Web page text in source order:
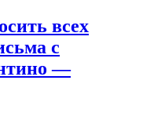
всех
с
—